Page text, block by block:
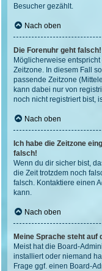
Besucher gezählt.
Nach oben
Die Forenuhr geht falsch!
Möglicherweise
Zeitzone. In diesem Fall
passende Zeitzone
kann dabei nur von
noch nicht registriert bist,
Nach oben
Ich habe die Zeitzone
falsch!
Wenn du dir sicher bist,
die Zeit trotzdem noch
falsch. Kontaktiere einen
kann.
Nach oben
Meine Sprache steht auf
Meist hat die Board-
installiert oder niemand
Frage ggf. einen Board-